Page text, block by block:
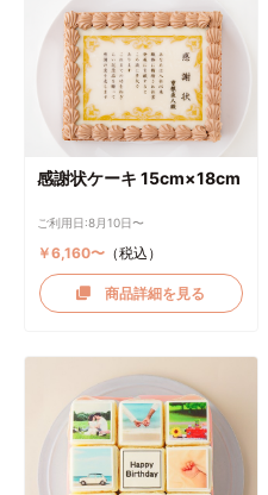
感謝状ケーキ 15cm×18cm
ご利用日:8月10日〜
￥6,160〜（税込）
商品詳細を見る